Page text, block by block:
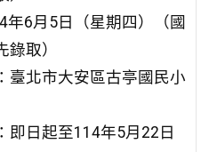
年6月5日（星期四）（國
取）
臺北市大安區古亭國民小
即日起至114年5月22日